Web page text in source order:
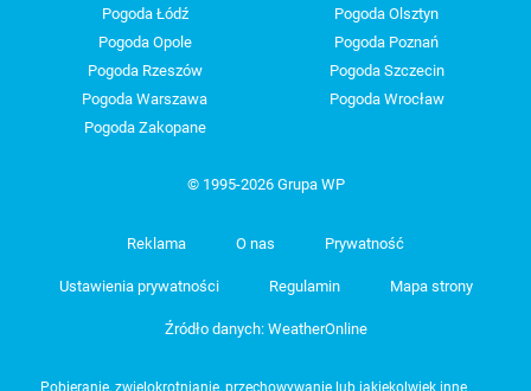
Pogoda Łódź
Pogoda Olsztyn
Pogoda Opole
Pogoda Poznań
Pogoda Rzeszów
Pogoda Szczecin
Pogoda Warszawa
Pogoda Wrocław
Pogoda Zakopane
© 1995-2026 Grupa WP
Reklama O nas Prywatność
Ustawienia prywatności Regulamin Mapa strony
Źródło danych: WeatherOnline
Pobieranie, zwielokrotnianie, przechowywanie lub jakiekolwiek inne